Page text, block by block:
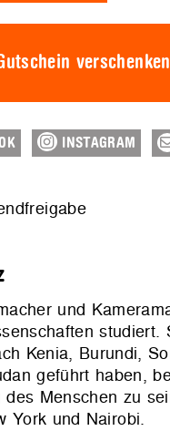
verschenken
INSTAGRAM
und
studiert.
Kenia, Burundi,
geführt haben,
des Menschen zu
York und Nairobi.